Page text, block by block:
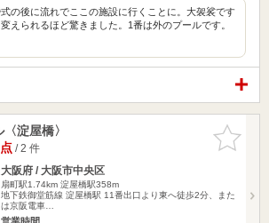
の後に流れでここの施設に行くことに。大袈裟です
えられるほど驚きました。1番は外のプールです。
お気に入
りに追加
淀屋橋〉
/ 2 件
大阪府 / 大阪市中央区
扇町駅1.74km 淀屋橋駅358m
地下鉄御堂筋線 淀屋橋駅 11番出口より東へ徒歩2分、また
は京阪電車…